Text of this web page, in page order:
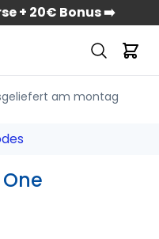
+ 20€ Bonus ➡️
am montag